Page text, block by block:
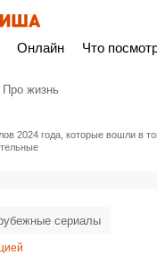
Онлайн Что
Про жизнь
2024 года, которые вошли в
сериалы